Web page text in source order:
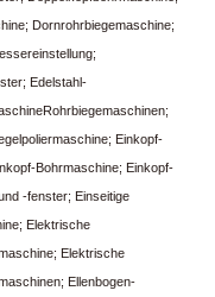
Dornrohrbiegemaschine;
Edelstahl-
Einkopf-
Bohrmaschine; Einkopf-
-fenster; Einseitige
Elektrische
Elektrische
Ellenbogen-